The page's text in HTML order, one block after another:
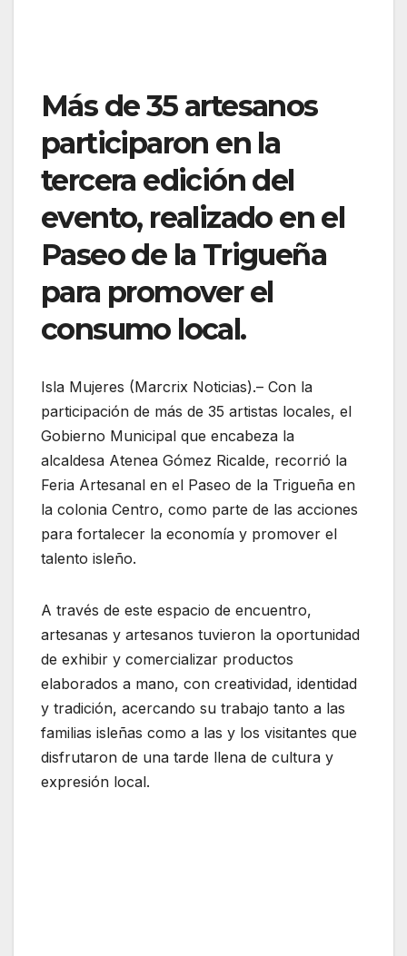
Más de 35 artesanos
participaron en la
tercera edición del
evento, realizado en el
Paseo de la Trigueña
para promover el
consumo local.
Isla Mujeres (Marcrix Noticias).– Con la
participación de más de 35 artistas locales, el
Gobierno Municipal que encabeza la
alcaldesa Atenea Gómez Ricalde, recorrió la
Feria Artesanal en el Paseo de la Trigueña en
la colonia Centro, como parte de las acciones
para fortalecer la economía y promover el
talento isleño.
A través de este espacio de encuentro,
artesanas y artesanos tuvieron la oportunidad
de exhibir y comercializar productos
elaborados a mano, con creatividad, identidad
y tradición, acercando su trabajo tanto a las
familias isleñas como a las y los visitantes que
disfrutaron de una tarde llena de cultura y
expresión local.